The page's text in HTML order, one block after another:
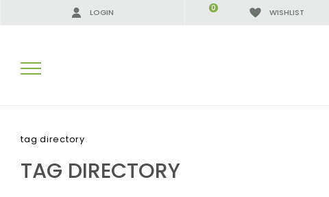
LOGIN WISHLIST
0
SEARCH RESULTS:
tag directory
TAG DIRECTORY